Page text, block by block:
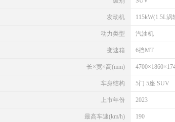
发动机 115kW(1.5L涡
动力类型 汽油机
变速箱 6挡MT
长×宽×高(mm)
车身结构 5门 5座 SUV
上市年份 2023
最高车速(km/h) 190